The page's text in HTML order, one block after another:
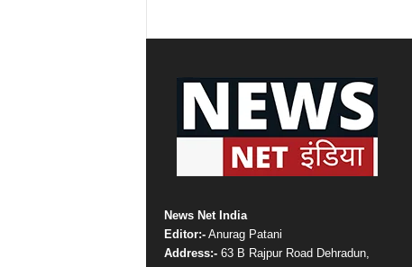
News Net India
Editor:-Anurag Patani
Address:-63 B Rajpur Road Dehradun,